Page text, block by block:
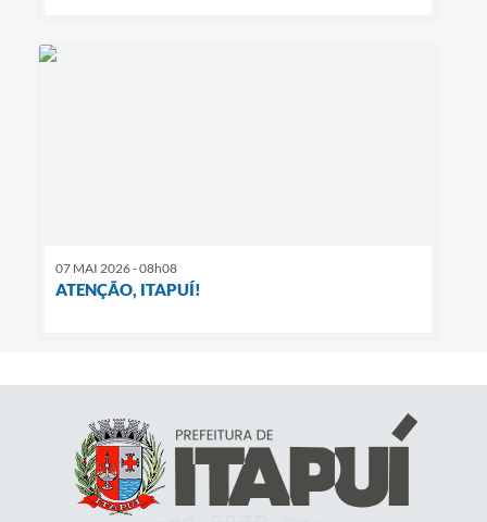
07 MAI 2026 - 08h08
ATENÇÃO, ITAPUÍ!